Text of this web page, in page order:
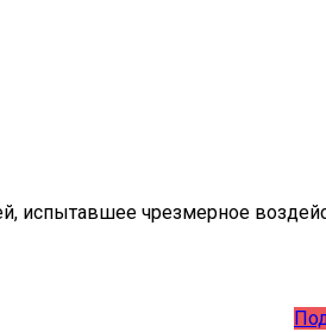
испытавшее чрезмерное